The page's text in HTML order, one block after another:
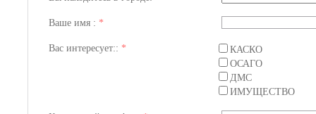
Ваше имя : *
Вас интересует:: *
КАСКО
ОСАГО
ДМС
ИМУЩЕСТВО